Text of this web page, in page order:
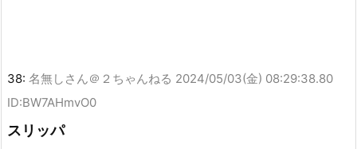
38: 名無しさん＠２ちゃんねる 2024/05/03(金) 08:29:38.80
ID:BW7AHmvO0
スリッパ